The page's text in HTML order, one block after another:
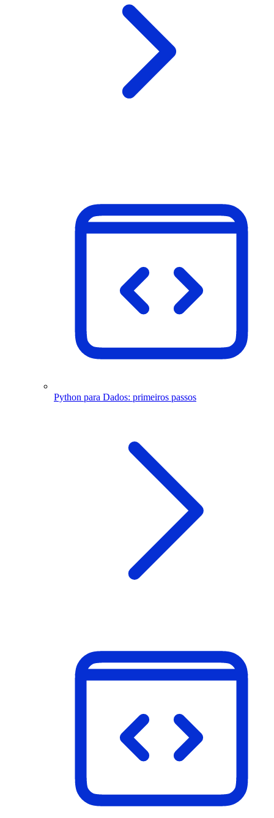
Python para Dados: primeiros passos